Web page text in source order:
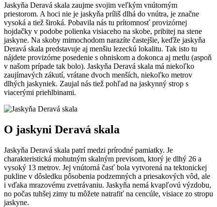
Jaskyňa Deravá skala zaujme svojim veľkým vnútorným
priestorom. A hoci nie je jaskyňa príliš dlhá do vnútra, je značne
vysoká a tiež široká. Pobavila nás tu prítomnosť provizórnej
hojdačky v podobe polienka visiaceho na skobe, pribitej na stene
jaskyne. Na skoby mimochodom narazíte častejšie, keďže jaskyňa
Deravá skala predstavuje aj menšiu lezeckú lokalitu. Tak isto tu
nájdete provizórne posedenie s ohniskom a dokonca aj metlu (aspoň
v našom prípade tak bolo). Jaskyňa Deravá skala má niekoľko
zaujímavých zákutí, vrátane dvoch menších, niekoľko metrov
dlhých jaskyniek. Zaujal nás tiež pohľad na jaskynný strop s
viacerými priehlbinami.
O jaskyni Deravá skala
Jaskyňa Deravá skala patrí medzi prírodné pamiatky. Je
charakteristická mohutným skalným previsom, ktorý je dlhý 26 a
vysoký 13 metrov. Jej vnútorná časť bola vytvorená na tektonickej
pukline v dôsledku pôsobenia podzemných a priesakových vôd, ale
i vďaka mrazovému zvetrávaniu. Jaskyňa nemá kvapľovú výzdobu,
no počas tuhšej zimy tu môžete natrafiť na cencúle, visiace zo stropu
jaskyne.